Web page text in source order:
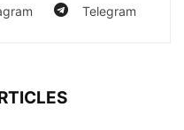
Telegram